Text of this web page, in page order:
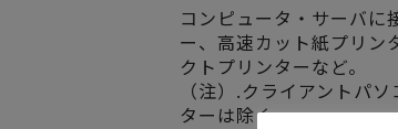
コンピュータ・サーバに
ー、高速カット紙プリン
クトプリンターなど。
（注）.クライアントパ
ターは除く。